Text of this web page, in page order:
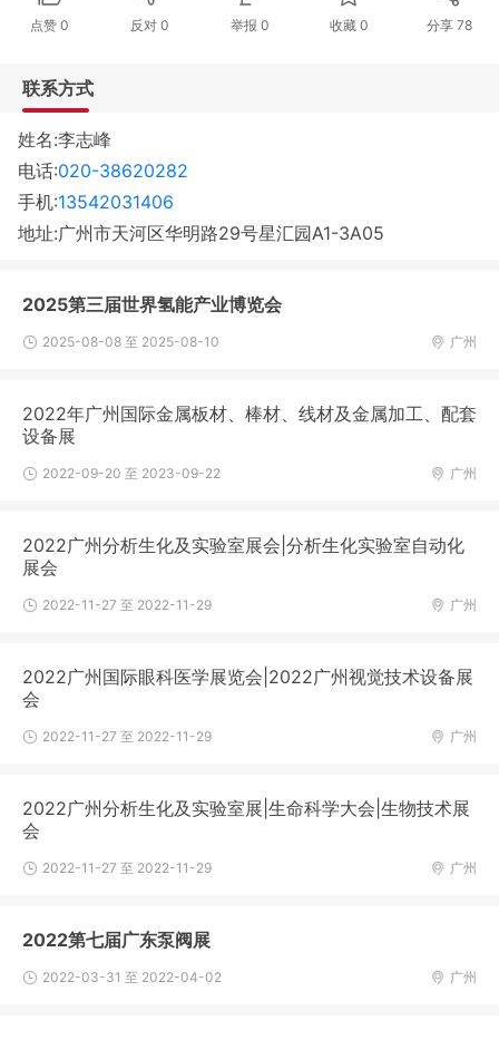
点赞0 反对 0 举报 0 收藏 0 分享 78
联系方式
姓名:李志峰
电话:020-38620282
手机:13542031406
地址:广州市天河区华明路29号星汇园A1-3A05
2025第三届世界氢能产业博览会
广州
2025-08-08 至 2025-08-10
2022年广州国际金属板材、棒材、线材及金属加工、配套
设备展
广州
2022-09-20 至 2023-09-22
2022广州分析生化及实验室展会|分析生化实验室自动化
展会
广州
2022-11-27 至 2022-11-29
2022广州国际眼科医学展览会|2022广州视觉技术设备展
会
广州
2022-11-27 至 2022-11-29
2022广州分析生化及实验室展|生命科学大会|生物技术展
会
广州
2022-11-27 至 2022-11-29
2022第七届广东泵阀展
广州
2022-03-31 至 2022-04-02